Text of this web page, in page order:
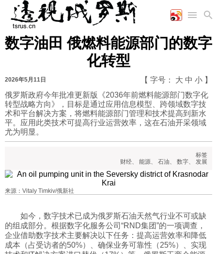
首页
国际
时政
军事
空军
陆军
军事合作
评论
财经
工业
能源
农业
科技
文艺
美食
娱乐
图片新闻
漫画
视频
图表
数字油田 俄燃料能源部门的数字
化转型
2026年5月11日 【 字号： 大 中 小 】
俄罗斯政府今年批准更新版《2036年前燃料能源部门数字化
转型战略方向》，目标是通过应用信息模型、跨领域数字技
术和平台解决方案，将燃料能源部门管理和技术提高到新水
平。应用此类技术可提高行业运营效率，这在石油开采领域
尤为明显。
标签
财经、 能源、 石油、 数字、 发展
来源：Vitaly Timkiv/俄新社
如今，数字技术已成为俄罗斯石油天然气行业不可或缺
的组成部分。根据数字化服务公司“RND集团”的一项调查，
企业借助数字技术主要解决以下任务：提高运营效率和降低
成本（占受访者的50%）、确保业务可靠性（25%）、实现